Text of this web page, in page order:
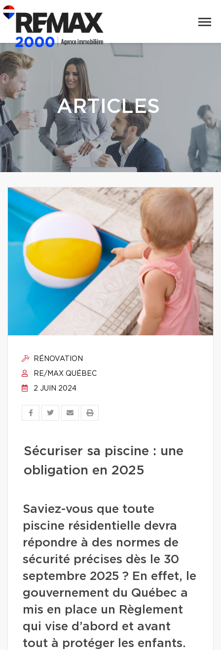
ARTICLES
RÉNOVATION
RE/MAX QUÉBEC
2 JUIN 2024
Sécuriser sa piscine : une
obligation en 2025
Saviez-vous que toute
piscine résidentielle devra
répondre à des normes de
sécurité précises dès le 30
septembre 2025 ? En effet, le
gouvernement du Québec a
mis en place un Règlement
qui vise d’abord et avant
tout à protéger les enfants.